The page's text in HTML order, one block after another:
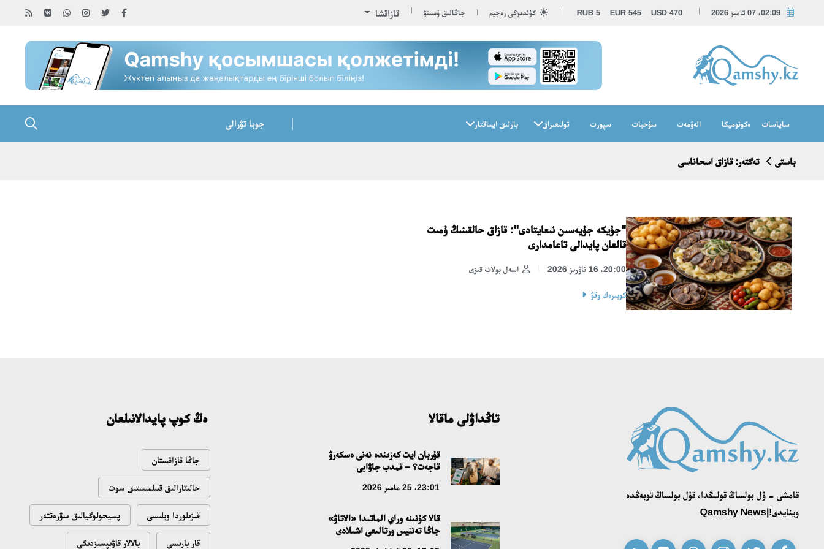
02:09، 07 تامىز 2026 USD 470
EUR 545
RUB 5 كۇندىزگى رەجيم جاڭالىق ۇسىنۋ قازاقشا
ساياسات ەكونوميكا الەۋمەت سۇحبات سپورت تولىعىراق بارلىق ايماقتار جوبا تۋرالى
باستى تەگتەر: قازاق اسحاناسى
"جۇيكە جۇيەسىن نىعايتادى": قازاق حالقىنىڭ ۇمىت
قالعان پايدالى تاعامدارى
اسەل بولات قىزى 20:00، 16 ناۋرىز 2026
كوبىرەك وقۋ
قامشى - ۇل بولساڭ قولىڭدا، قۇل بولساڭ توبەڭدە
وينايدى!|Qamshy News
تاڭداۋلى ماقالا
قۇربان ايت كەزىندە نەنى ەسكەرۋ
قاجەت؟ – قمدب جاۋابى
23:01، 25 مامىر 2026
قالا كۇنىنە وراي الماتىدا «الاتاۋ»
جاڭا تەننيس ورتالىعى اشىلادى
ەڭ كوپ پايدالانىلعان
جاڭا قازاقستان
حالىقارالىق قىىلمىستىق سوت
قىزىلوردا وبلىسى پسيحولوگيالىق سۋرەتتەر
قار بارىسى بالالار قاۋىپسىزدىگى